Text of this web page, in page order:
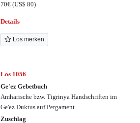
70€(US$ 80)
Details
Los merken
Los 1056
Ge'ez Gebetbuch
Amharische bzw. Tigrinya Handschriften im
Ge'ez Duktus auf Pergament
Zuschlag